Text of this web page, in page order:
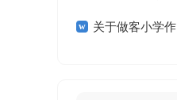
小学作文7篇
关于做客小学作